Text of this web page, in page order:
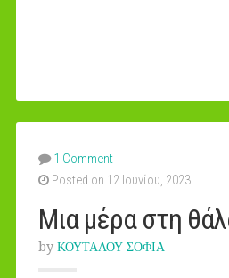
1 Comment
Posted on 12 Ιουνίου, 2023
Μια μέρα στη
by ΚΟΥΤΑΛΟΥ ΣΟΦΙΑ